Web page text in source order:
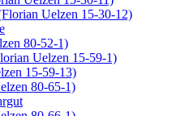
Uelzen 15-30-12)
80-52-1)
Uelzen 15-59-1)
15-59-13)
80-65-1)